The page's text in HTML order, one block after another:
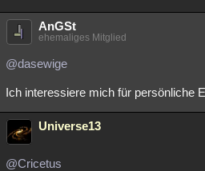
AnGSt
ehemaliges Mitglied
@dasewige
Ich interessiere mich für persönliche
Universe13
@Cricetus